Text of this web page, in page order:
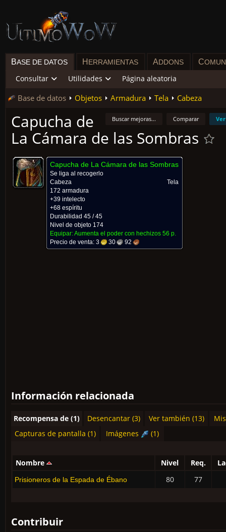
BASE DE DATOS H ERRAMIENTAS ADDONS C
Consultar Utilidades Página aleatoria
Base de datos Objetos Armadura Tela Cabeza
Comparar
Buscar mejoras...
Capucha de
La Cámara de las Sombras
Capucha de La Cámara de las Sombras
Se liga al recogerlo
Cabeza
Tela
172 armadura
+39 intelecto
+68 espíritu
Durabilidad 45 / 45
Nivel de objeto 174
Equipar: Aumenta el poder con hechizos 56 p.
Precio de venta: 3 30 92
Información relacionada
Recompensa de (1) Desencantar (3) Ver también (13)
Capturas de pantalla (1)
Imágenes (1)
Nombre Nivel Req.
Prisioneros de la Espada de Ébano 80 77
Contribuir